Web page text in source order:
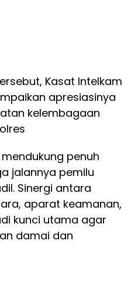
Kasat Intelkam
apresiasinya
kelembagaan
penuh
jalannya pemilu
Sinergi antara
aparat keamanan,
kunci utama agar
damai dan